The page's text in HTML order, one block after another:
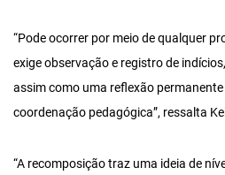
“Pode ocorrer por meio de qualquer
exige observação e registro de
assim como uma reflexão
coordenação pedagógica”, ressalta
“A recomposição traz uma ideia de